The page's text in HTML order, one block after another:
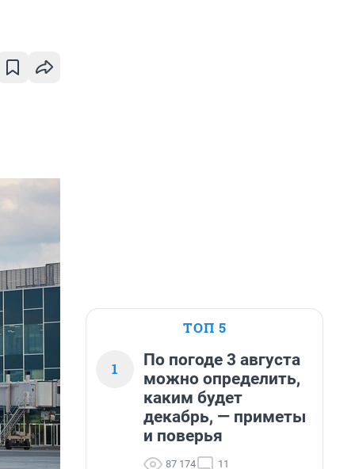
ТОП 5
1
По погоде 3 августа
можно определить,
каким будет
декабрь, — приметы
и поверья
87 174 11